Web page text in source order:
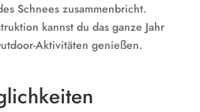
Schnees zusammenbricht.
kannst du das ganze Jahr
Aktivitäten genießen.